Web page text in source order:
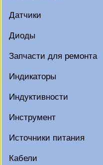
Датчики
Диоды
Запчасти для ремонта
Индикаторы
Индуктивности
Инструмент
Источники питания
Кабели